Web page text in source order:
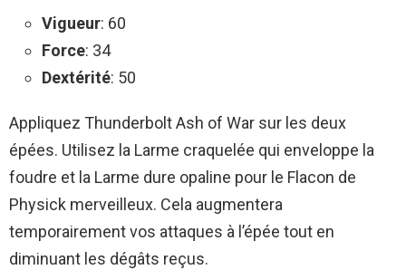
Vigueur: 60
Force: 34
Dextérité: 50
Appliquez Thunderbolt Ash of War sur les deux
épées. Utilisez la Larme craquelée qui enveloppe la
foudre et la Larme dure opaline pour le Flacon de
Physick merveilleux. Cela augmentera
temporairement vos attaques à l’épée tout en
diminuant les dégâts reçus.